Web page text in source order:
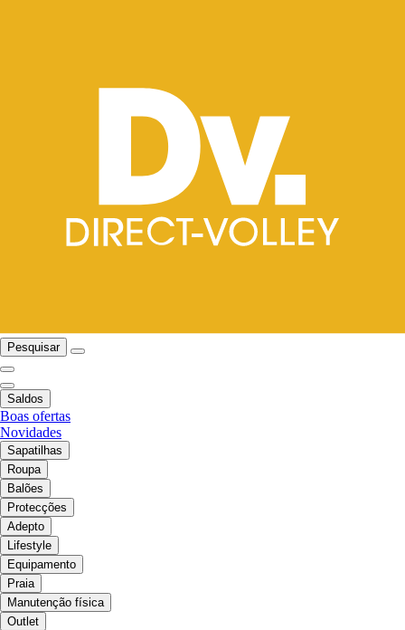
Pesquisar
Saldos
Boas ofertas
Novidades
Sapatilhas
Roupa
Balões
Protecções
Adepto
Lifestyle
Equipamento
Praia
Manutenção física
Outlet